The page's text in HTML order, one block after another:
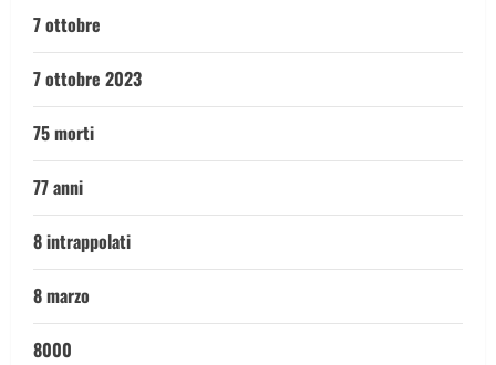
7 ottobre
7 ottobre 2023
75 morti
77 anni
8 intrappolati
8 marzo
8000